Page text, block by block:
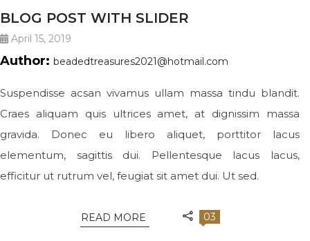
BLOG POST WITH SLIDER
April 15, 2019
Author: beadedtreasures2021@hotmail.com
Suspendisse acsan vivamus ullam massa tindu blandit.
Craes aliquam quis ultrices amet, at dignissim massa
gravida. Donec eu libero aliquet, porttitor lacus
elementum, sagittis dui. Pellentesque lacus lacus,
efficitur ut rutrum vel, feugiat sit amet dui. Ut sed.
READ MORE 03